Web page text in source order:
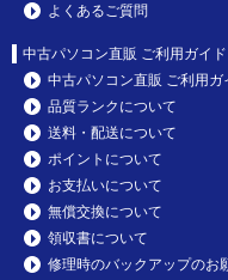
よくあるご質問
中古パソコン直販 ご利用ガイド
中古パソコン直販 ご利用ガ
品質ランクについて
送料・配送について
ポイントについて
お支払いについて
無償交換について
領収書について
修理時のバックアップのお